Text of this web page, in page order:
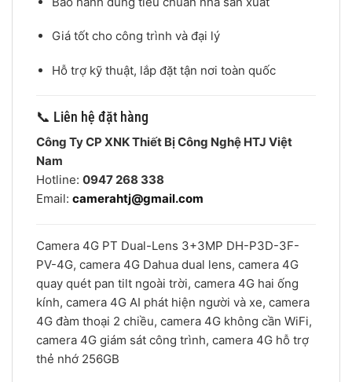
Giá tốt cho công trình và đại lý
Hỗ trợ kỹ thuật, lắp đặt tận nơi toàn quốc
📞 Liên hệ đặt hàng
Công Ty CP XNK Thiết Bị Công Nghệ HTJ Việt
Nam
Hotline: 0947 268 338
Email: camerahtj@gmail.com
Camera 4G PT Dual-Lens 3+3MP DH-P3D-3F-
PV-4G, camera 4G Dahua dual lens, camera 4G
quay quét pan tilt ngoài trời, camera 4G hai ống
kính, camera 4G AI phát hiện người và xe, camera
4G đàm thoại 2 chiều, camera 4G không cần WiFi,
camera 4G giám sát công trình, camera 4G hỗ trợ
thẻ nhớ 256GB